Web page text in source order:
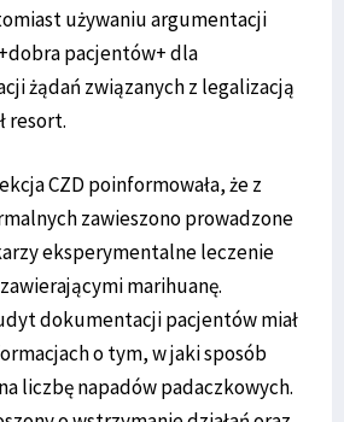
używaniu argumentacji
pacjentów+ dla
żądań związanych z legalizacją
resort.
CZD poinformowała, że z
zawieszono prowadzone
eksperymentalne leczenie
marihuanę.
dokumentacji pacjentów miał
o tym, w jaki sposób
liczbę napadów padaczkowych.